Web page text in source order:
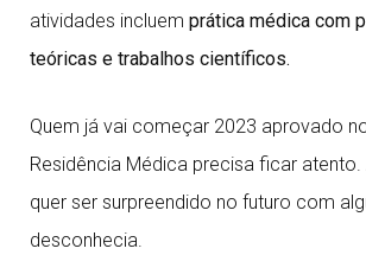
atividades incluem prática médica com
teóricas e trabalhos científicos.
Quem já vai começar 2023 aprovado
Residência Médica precisa ficar atento.
quer ser surpreendido no futuro com
desconhecia.